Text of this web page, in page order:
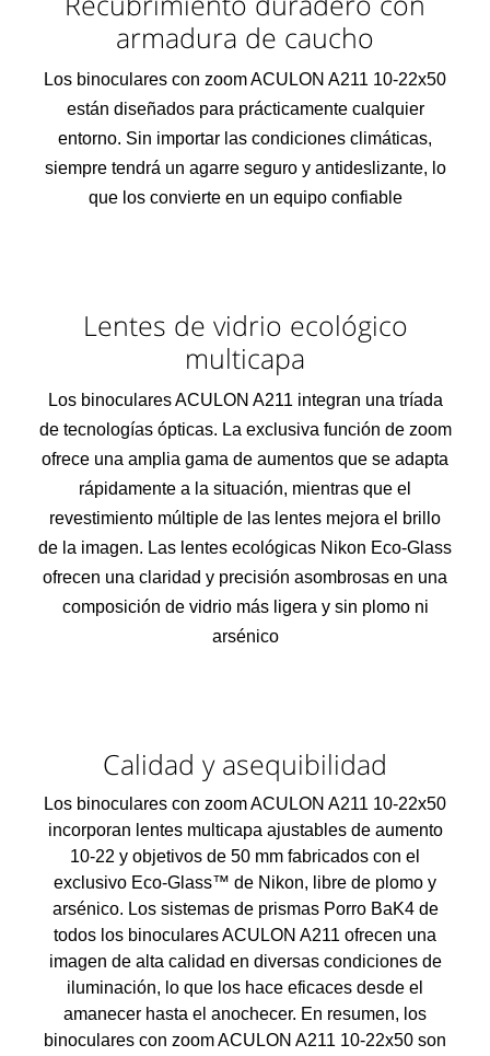
armadura de caucho
Los binoculares con zoom ACULON A211 10-22x50
están diseñados para prácticamente cualquier
entorno. Sin importar las condiciones climáticas,
siempre tendrá un agarre seguro y antideslizante, lo
que los convierte en un equipo confiable
Lentes de vidrio ecológico
multicapa
Los binoculares ACULON A211 integran una tríada
de tecnologías ópticas. La exclusiva función de zoom
ofrece una amplia gama de aumentos que se adapta
rápidamente a la situación, mientras que el
revestimiento múltiple de las lentes mejora el brillo
de la imagen. Las lentes ecológicas Nikon Eco-Glass
ofrecen una claridad y precisión asombrosas en una
composición de vidrio más ligera y sin plomo ni
arsénico
Calidad y asequibilidad
Los binoculares con zoom ACULON A211 10-22x50
incorporan lentes multicapa ajustables de aumento
10-22 y objetivos de 50 mm fabricados con el
exclusivo Eco-Glass™ de Nikon, libre de plomo y
arsénico. Los sistemas de prismas Porro BaK4 de
todos los binoculares ACULON A211 ofrecen una
imagen de alta calidad en diversas condiciones de
iluminación, lo que los hace eficaces desde el
amanecer hasta el anochecer. En resumen, los
binoculares con zoom ACULON A211 10-22x50 son